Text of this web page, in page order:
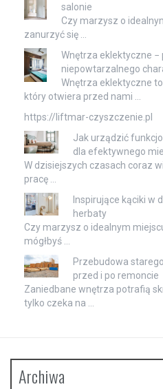
salonie
Czy marzysz o
zanurzyć się …
Wnętrza eklektyczne −
niepowtarzalnego
Wnętrza eklektyczne
który otwiera przed nami …
https://liftmar-czyszczenie.pl
Jak urządzić
dla efektywnego
W dzisiejszych czasach coraz
pracę …
Inspirujące kąciki w
herbaty
Czy marzysz o idealnym
mógłbyś …
Przebudowa
przed i po remoncie
Zaniedbane wnętrza potrafią
tylko czeka na …
Archiwa